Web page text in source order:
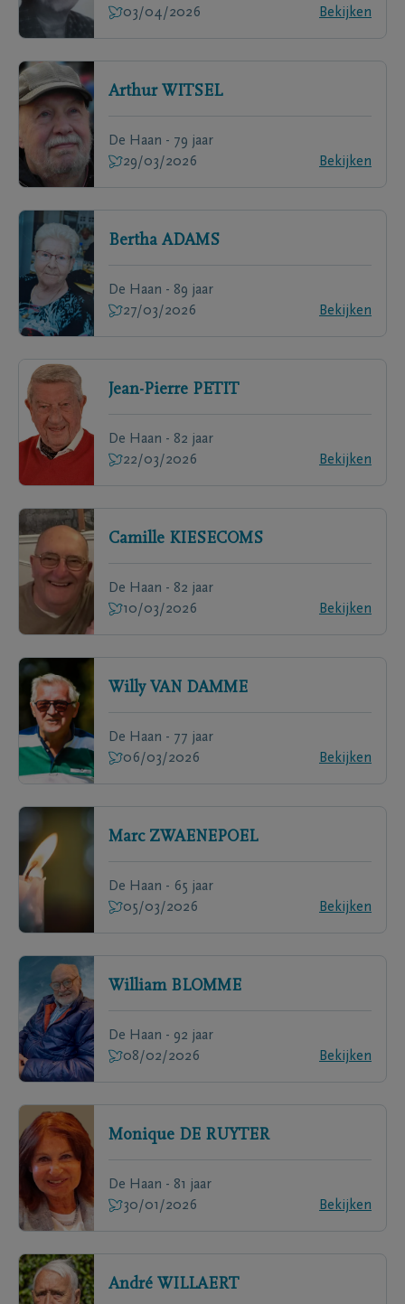
03/04/2026
Bekijken
Arthur WITSEL
De Haan - 79 jaar
29/03/2026
Bekijken
Bertha ADAMS
De Haan - 89 jaar
27/03/2026
Bekijken
Jean-Pierre PETIT
De Haan - 82 jaar
22/03/2026
Bekijken
Camille KIESECOMS
De Haan - 82 jaar
10/03/2026
Bekijken
Willy VAN DAMME
De Haan - 77 jaar
06/03/2026
Bekijken
Marc ZWAENEPOEL
De Haan - 65 jaar
05/03/2026
Bekijken
William BLOMME
De Haan - 92 jaar
08/02/2026
Bekijken
Monique DE RUYTER
De Haan - 81 jaar
30/01/2026
Bekijken
André WILLAERT